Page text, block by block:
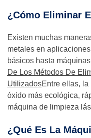
¿Cómo Eliminar
Existen muchas
metales en
básicos hasta
De Los Métodos De
UtilizadosEntre ellas,
óxido más ecológica,
máquina de limpieza
¿Qué Es La